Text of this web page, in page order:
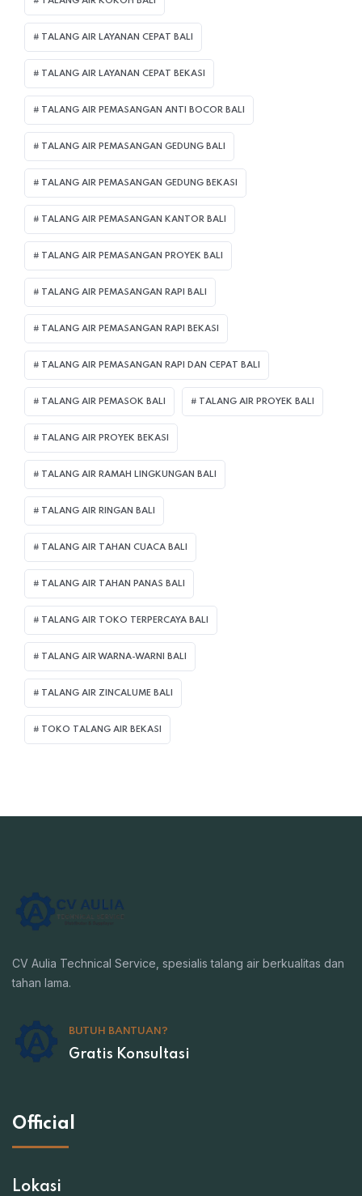
TALANG AIR LAYANAN CEPAT BALI
TALANG AIR LAYANAN CEPAT BEKASI
TALANG AIR PEMASANGAN ANTI BOCOR BALI
TALANG AIR PEMASANGAN GEDUNG BALI
TALANG AIR PEMASANGAN GEDUNG BEKASI
TALANG AIR PEMASANGAN KANTOR BALI
TALANG AIR PEMASANGAN PROYEK BALI
TALANG AIR PEMASANGAN RAPI BALI
TALANG AIR PEMASANGAN RAPI BEKASI
TALANG AIR PEMASANGAN RAPI DAN CEPAT BALI
TALANG AIR PEMASOK BALI TALANG AIR PROYEK BALI
TALANG AIR PROYEK BEKASI
TALANG AIR RAMAH LINGKUNGAN BALI
TALANG AIR RINGAN BALI
TALANG AIR TAHAN CUACA BALI
TALANG AIR TAHAN PANAS BALI
TALANG AIR TOKO TERPERCAYA BALI
TALANG AIR WARNA-WARNI BALI
TALANG AIR ZINCALUME BALI
TOKO TALANG AIR BEKASI
CV Aulia Technical Service, spesialis talang air berkualitas dan
tahan lama.
BUTUH BANTUAN?
Gratis Konsultasi
Official
Lokasi